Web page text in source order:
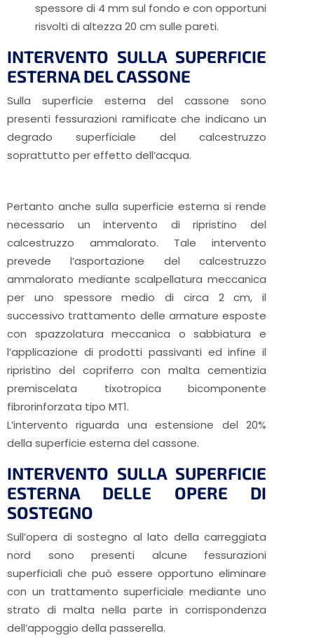
spessore di 4 mm sul fondo e con opportuni
risvolti di altezza 20 cm sulle pareti.
INTERVENTO SULLA SUPERFICIE
ESTERNA DEL CASSONE
Sulla superficie esterna del cassone sono
presenti fessurazioni ramificate che indicano un
degrado superficiale del calcestruzzo
soprattutto per effetto dell’acqua.
Pertanto anche sulla superficie esterna si rende
necessario un intervento di ripristino del
calcestruzzo ammalorato. Tale intervento
prevede l’asportazione del calcestruzzo
ammalorato mediante scalpellatura meccanica
per uno spessore medio di circa 2 cm, il
successivo trattamento delle armature esposte
con spazzolatura meccanica o sabbiatura e
l’applicazione di prodotti passivanti ed infine il
ripristino del copriferro con malta cementizia
premiscelata tixotropica bicomponente
fibrorinforzata tipo MT1.
L’intervento riguarda una estensione del 20%
della superficie esterna del cassone.
INTERVENTO SULLA SUPERFICIE
ESTERNA DELLE OPERE DI
SOSTEGNO
Sull’opera di sostegno al lato della carreggiata
nord sono presenti alcune fessurazioni
superficiali che può essere opportuno eliminare
con un trattamento superficiale mediante uno
strato di malta nella parte in corrispondenza
dell’appoggio della passerella.